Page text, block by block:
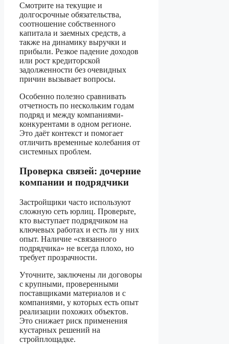
Смотрите на текущие и
долгосрочные обязательства,
соотношение собственного
капитала и заемных средств, а
также на динамику выручки и
прибыли. Резкое падение доходов
или рост кредиторской
задолженности без очевидных
причин вызывает вопросы.
Особенно полезно сравнивать
отчетность по нескольким годам
подряд и между компаниями-
конкурентами в одном регионе.
Это даёт контекст и помогает
отличить временные колебания от
системных проблем.
Проверка связей: дочерние
компании и подрядчики
Застройщики часто используют
сложную сеть юрлиц. Проверьте,
кто выступает подрядчиком на
ключевых работах и есть ли у них
опыт. Наличие «связанного
подрядчика» не всегда плохо, но
требует прозрачности.
Уточните, заключены ли договоры
с крупными, проверенными
поставщиками материалов и с
компаниями, у которых есть опыт
реализации похожих объектов.
Это снижает риск применения
кустарных решений на
стройплощадке.